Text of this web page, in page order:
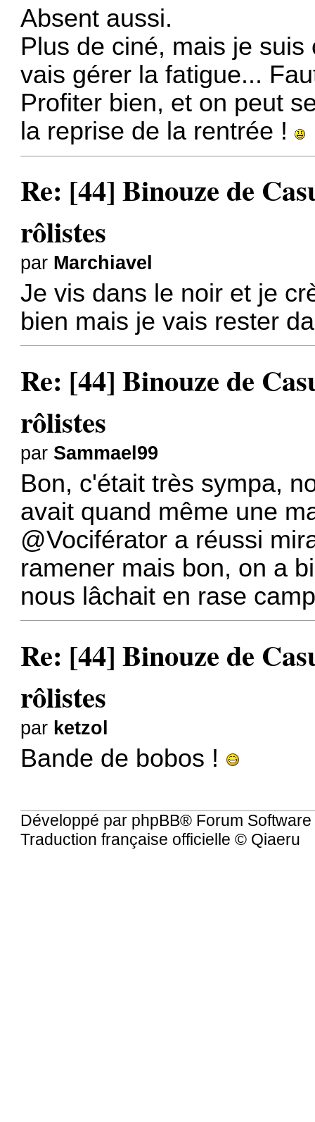
Absent aussi.
Plus de ciné, mais je
vais gérer la fatigue...
Profiter bien, et on peut
la reprise de la rentrée !
Re: [44] Binouze de
rôlistes
par Marchiavel
Je vis dans le noir et je
bien mais je vais rester
Re: [44] Binouze de
rôlistes
par Sammael99
Bon, c'était très sympa,
avait quand même une
@Vociférator a réussi
ramener mais bon, on a
nous lâchait en rase
Re: [44] Binouze de
rôlistes
par ketzol
Bande de bobos !
Développé par phpBB® Forum
Traduction française officielle © Qiaeru